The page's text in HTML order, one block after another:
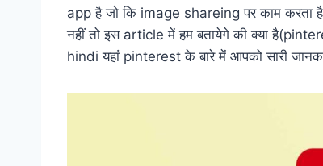
e
b
t
e
k
e
e
g
t
app है जो कि image shareing पर काम
नहीं तो इस article में हम बतायेगे की क्या
hindi यहां pinterest के बारे में आपको सारी